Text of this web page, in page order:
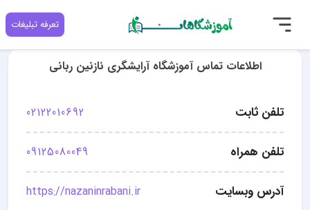
تعرفه تبلیغات
اطلاعات تماس آموزشگاه آرایشگری نازنین ربانی
تلفن ثابت 02122010692
تلفن همراه 09125080049
آدرس وبسایت https://nazaninrabani.ir